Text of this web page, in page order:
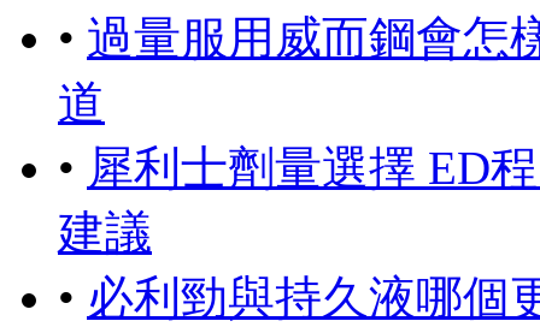
• 過量服用威而鋼會怎
道
• 犀利士劑量選擇 ED
建議
• 必利勁與持久液哪個